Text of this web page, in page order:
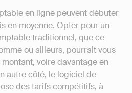
en ligne peuvent débuter
en moyenne. Opter pour un
traditionnel, que ce
ou ailleurs, pourrait vous
voire davantage en
autre côté, le logiciel de
des tarifs compétitifs, à